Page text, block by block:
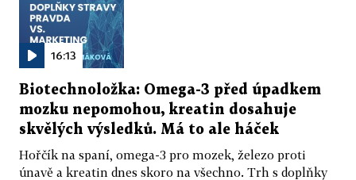
16:13
Biotechnoložka: Omega-3 před úpadkem
mozku nepomohou, kreatin dosahuje
skvělých výsledků. Má to ale háček
Hořčík na spaní, omega-3 pro mozek, železo proti
únavě a kreatin dnes skoro na všechno. Trh s doplňky